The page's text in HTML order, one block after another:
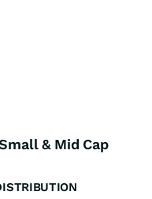
& Mid Cap